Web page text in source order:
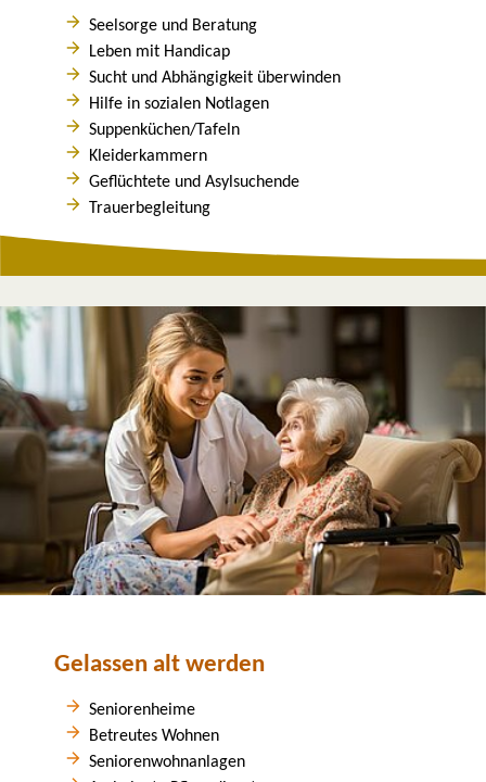
Seelsorge und Beratung
Leben mit Handicap
Sucht und Abhängigkeit überwinden
Hilfe in sozialen Notlagen
Suppenküchen/Tafeln
Kleiderkammern
Geflüchtete und Asylsuchende
Trauerbegleitung
Gelassen alt werden
Seniorenheime
Betreutes Wohnen
Seniorenwohnanlagen